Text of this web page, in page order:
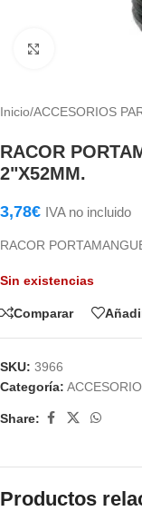
Haga Click
Inicio/ACCESORIOS
RACOR
2"X52MM.
3,78€ IVA no incluido
RACOR
Sin existencias
Comparar
SKU: 3966
Categoría:
Share:
Productos